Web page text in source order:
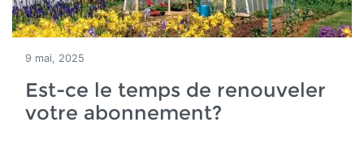
9 mai, 2025
Est-ce le temps de renouveler
votre abonnement?